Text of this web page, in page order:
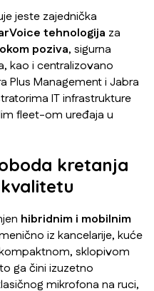
jeste zajednička
tehnologija za
poziva, sigurna
kao i centralizovano
Plus Management i Jabra
IT infrastrukture
fleet-om uređaja u
kretanja
hibridnim i mobilnim
iz kancelarije, kuće
sklopivom
ga čini izuzetno
mikrofona na ruci,